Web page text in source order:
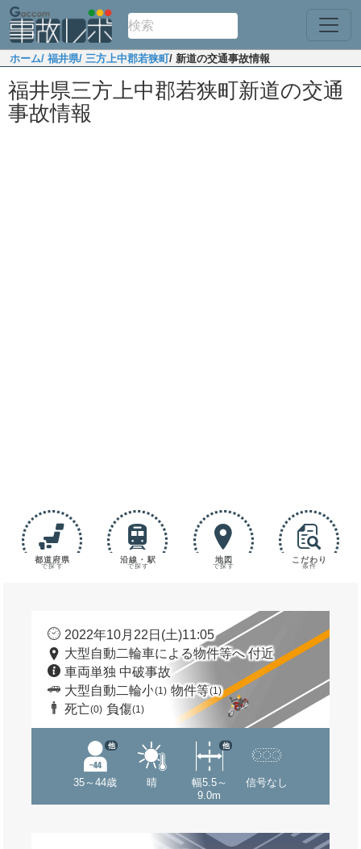
ホーム/ 福井県/ 三方上中郡若狭町/ 新道の交通事故情報
福井県三方上中郡若狭町新道の交通
事故情報
都道府県
で探す
沿線・駅
で探す
地図
で探す
こだわり
条件
2022年10月22日(土)11:05
大型自動二輪車による物件等へ 付近
車両単独 中破事故
大型自動二輪小(1) 物件等(1)
死亡(0) 負傷(1)
35～44歳
他
晴
幅5.5～
9.0m
他
信号なし